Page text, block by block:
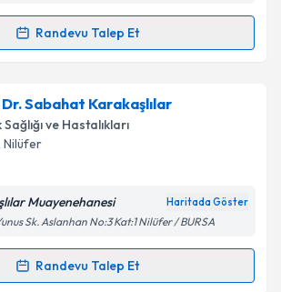
okudum ve kişisel verilerimin belirtilen
işlenmesini kabul ediyorum.
Randevu Talep Et
Takvimi Talebi
Canıteziçin randevu takvimi talebi
bu uzmandan randevu almanız için bir
e-posta ile bilgilendireceğiz.
verilerimin işlenmesine ilişkin
okudum ve kişisel verilerimin belirtilen
Dr. Sabahat Karakaşlılar
ve Hastalıkları
Nilüfer
Muayenehanesi Haritada Göster
Sk. Aslanhan No:3 Kat:1 Nilüfer / BURSA
Randevu Talep Et
Takvimi Talebi